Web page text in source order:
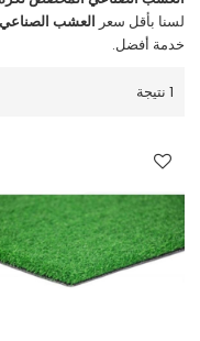
لسنا بأقل سعر العشب
خدمة أفضل.
1 نتيجة